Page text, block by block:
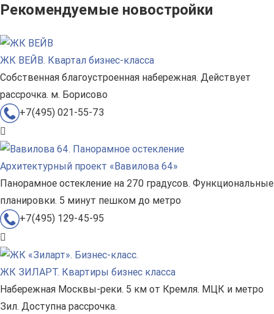
Рекомендуемые новостройки
ЖК ВЕЙВ. Квартал бизнес-класса
Собственная благоустроенная набережная. Действует
рассрочка. м. Борисово
+7(495) 021-55-73
Архитектурный проект «Вавилова 64»
Панорамное остекление на 270 градусов. Функциональные
планировки. 5 минут пешком до метро
+7(495) 129-45-95
ЖК ЗИЛАРТ. Квартиры бизнес класса
Набережная Москвы-реки. 5 км от Кремля. МЦК и метро
Зил. Доступна рассрочка.